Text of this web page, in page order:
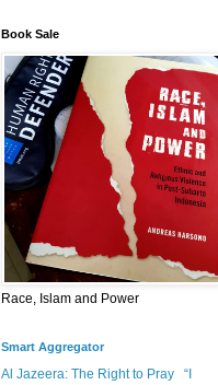
Book Sale
Race, Islam and Power
Smart Aggregator
Al Jazeera: The Right to Pray
“I